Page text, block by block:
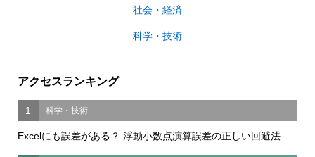
社会・経済
科学・技術
アクセスランキング
1 科学・技術
Excelにも誤差がある？ 浮動小数点演算誤差の正しい回避法